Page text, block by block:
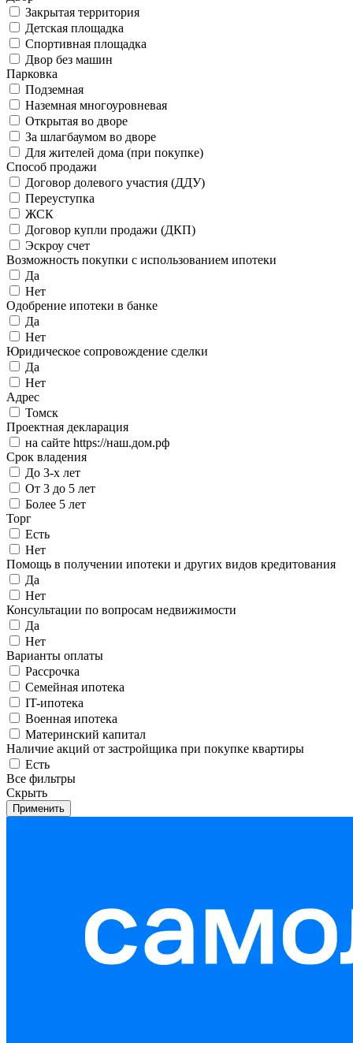
Закрытая территория
Детская площадка
Спортивная площадка
Двор без машин
Парковка
Подземная
Наземная многоуровневая
Открытая во дворе
За шлагбаумом во дворе
Для жителей дома (при покупке)
Способ продажи
Договор долевого участия (ДДУ)
Переуступка
ЖСК
Договор купли продажи (ДКП)
Эскроу счет
Возможность покупки с использованием ипотеки
Да
Нет
Одобрение ипотеки в банке
Да
Нет
Юридическое сопровождение сделки
Да
Нет
Адрес
Томск
Проектная декларация
на сайте https://наш.дом.рф
Срок владения
До 3-х лет
От 3 до 5 лет
Более 5 лет
Торг
Есть
Нет
Помощь в получении ипотеки и других видов кредитования
Да
Нет
Консультации по вопросам недвижимости
Да
Нет
Варианты оплаты
Рассрочка
Семейная ипотека
IT-ипотека
Военная ипотека
Материнский капитал
Наличие акций от застройщика при покупке квартиры
Есть
Все фильтры
Скрыть
Применить